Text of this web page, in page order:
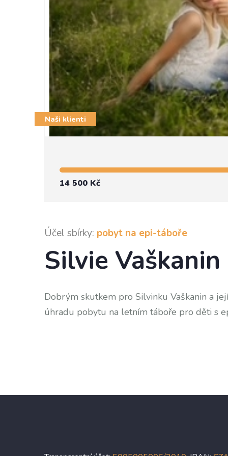
Naši klienti
14 500 Kč
Účel sbírky: pobyt na epi-táboře
Silvie Vaškanin
Dobrým skutkem pro Silvinku Vaškanin a
úhradu pobytu na letním táboře pro děti s